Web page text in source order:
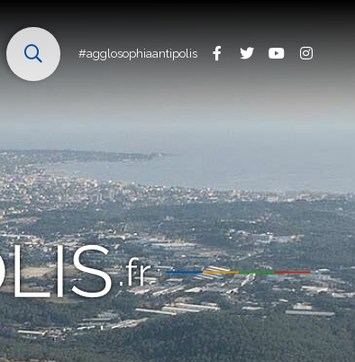
#agglosophiaantipolis